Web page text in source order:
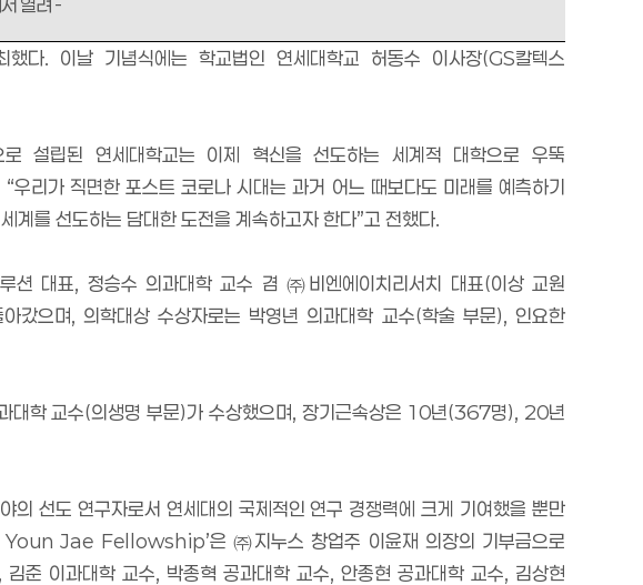
했다 이날 기념식에는 학교법인 연세대학교 허동수 이사장(GS칼텍스
설립된 연세대학교는 이제 혁신을 선도하는 세계적 대학으로 우뚝
“우리가 직면한 포스트 코로나 시대는 과거 어느 때보다도 미래를 예측하기
계를 선도하는 담대한 도전을 계속하고자 한다”고 전했다
션 대표 정승수 의과대학 교수 겸 ㈜ 비엔에이치리서치 대표(이상 교원
갔으며 의학대상 수상자로는 박영년 의과대학 교수(학술 부문),인요한
대학 교수(의생명 부문)가 수상했으며 장기근속상은 10년(367명), 20년
의 선도 연구자로서 연세대의 국제적인 연구 경쟁력에 크게 기여했을 뿐만
Youn Jae Fellowship’은 ㈜지누스 창업주 이윤재 의장의 기부금으로
김준 이과대학 교수 박종혁 공과대학 교수 안종현 공과대학 교수 김상현